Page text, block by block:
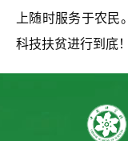
上随时服务于农
科技扶贫进行到底